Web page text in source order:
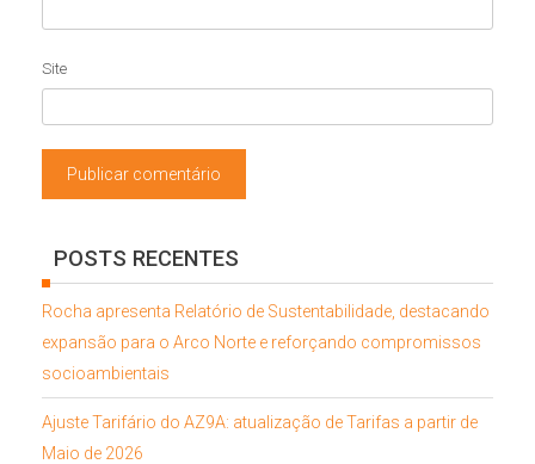
Site
POSTS RECENTES
Rocha apresenta Relatório de Sustentabilidade, destacando
expansão para o Arco Norte e reforçando compromissos
socioambientais
Ajuste Tarifário do AZ9A: atualização de Tarifas a partir de
Maio de 2026